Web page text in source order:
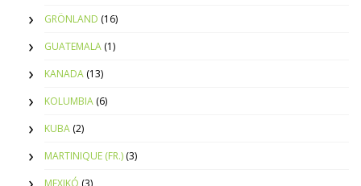
GRÖNLAND (16)
GUATEMALA (1)
KANADA (13)
KOLUMBIA (6)
KUBA (2)
MARTINIQUE (FR.) (3)